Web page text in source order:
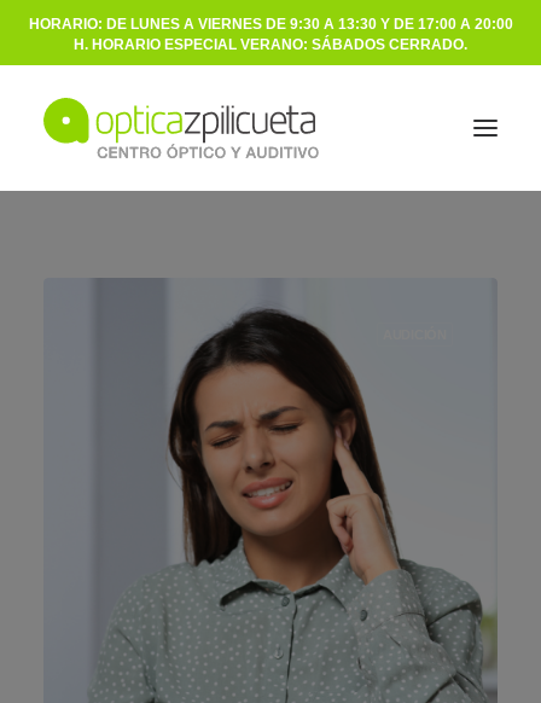
HORARIO: DE LUNES A VIERNES DE 9:30 A 13:30 Y DE 17:00 A 20:00
H. HORARIO ESPECIAL VERANO: SÁBADOS CERRADO.
AUDICIÓN
NOSOTROS
BLOG
CONTACTO